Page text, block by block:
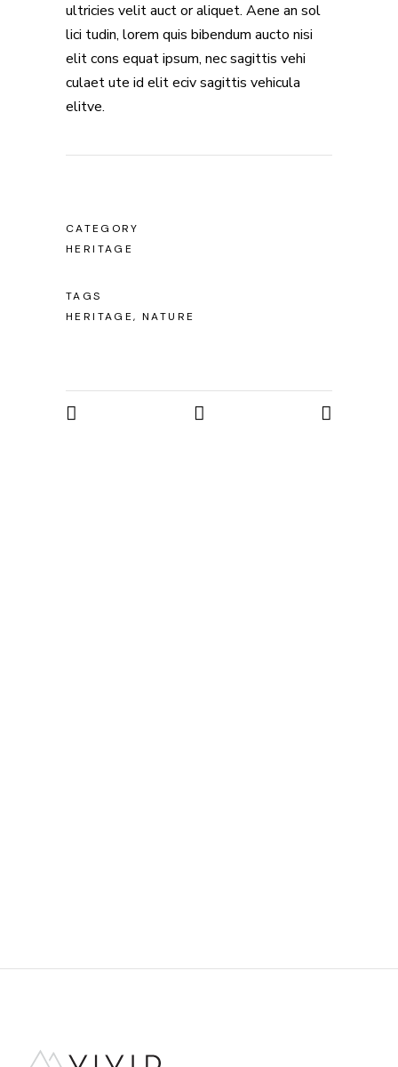
ultricies velit auct or aliquet. Aene an sol
lici tudin, lorem quis bibendum aucto nisi
elit cons equat ipsum, nec sagittis vehi
culaet ute id elit eciv sagittis vehicula
elitve.
CATEGORY
HERITAGE
TAGS
HERITAGE, NATURE